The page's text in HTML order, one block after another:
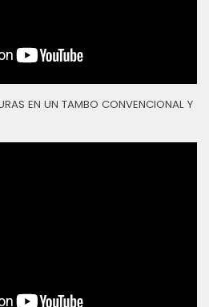
EN UN TAMBO CONVENCIONAL Y